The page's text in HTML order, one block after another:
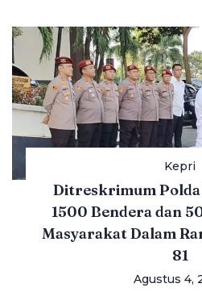
Kepri
Ditreskrimum
1500 Bendera dan
Masyarakat Dalam
81
Agustus 4,